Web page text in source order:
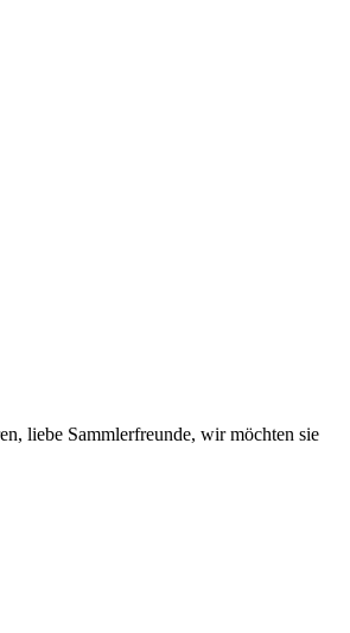
Sammlerfreunde, wir möchten sie